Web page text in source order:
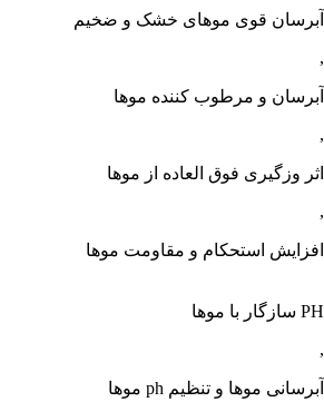
آبرسان قوی موهای خشک و ضخیم
,
آبرسان و مرطوب کننده موها
,
اثر وزگیری فوق العاده از موها
,
افزایش استحکام و مقاومت موها
PH سازگار با موها
,
آبرسانی موها و تنظیم ph موها